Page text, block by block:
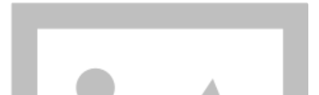
Zdroj: User Admin